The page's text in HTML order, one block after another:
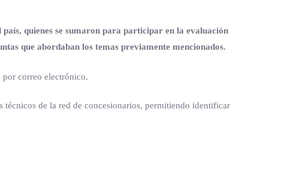
quienes se sumaron para participar en la evaluación
que abordaban los temas previamente mencionados.
por correo electrónico.
de la red de concesionarios, permitiendo identificar